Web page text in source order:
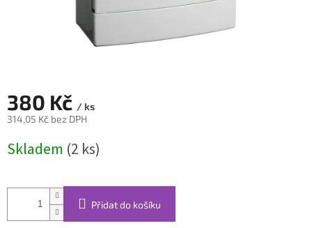
380 Kč / ks
314,05 Kč bez DPH
cena:
Skladem (2 ks)
Přidat do košíku